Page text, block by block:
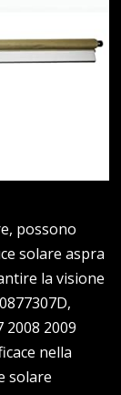
possono
solare aspra
la visione
2008 2009
nella
solare